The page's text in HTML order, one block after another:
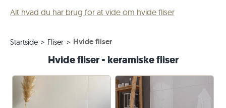
Alt hvad du har brug for at vide om hvide fliser
Startside Fliser Hvide fliser
Hvide fliser - keramiske fliser